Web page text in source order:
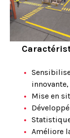
Mise en
Améliore